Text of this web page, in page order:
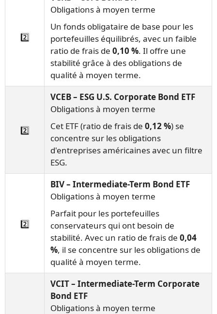
2️⃣
Obligations à moyen terme
Un fonds obligataire de base pour les
portefeuilles équilibrés, avec un faible
ratio de frais de 0,10 %. Il offre une
stabilité grâce à des obligations de
qualité à moyen terme.
2️⃣
VCEB – ESG U.S. Corporate Bond ETF
Obligations à moyen terme
Cet ETF (ratio de frais de 0,12 %) se
concentre sur les obligations
d'entreprises américaines avec un filtre
ESG.
2️⃣
BIV – Intermediate-Term Bond ETF
Obligations à moyen terme
Parfait pour les portefeuilles
conservateurs qui ont besoin de
stabilité. Avec un ratio de frais de 0,04
%, il se concentre sur les obligations de
qualité à moyen terme.
VCIT – Intermediate-Term Corporate
Bond ETF
Obligations à moyen terme